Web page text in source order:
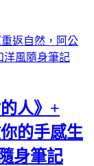
人》+
的手感生
身筆記